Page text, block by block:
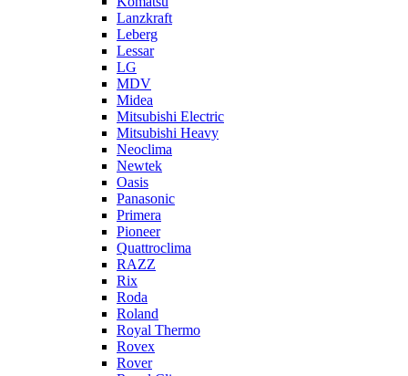
Lanzkraft
Leberg
Lessar
LG
MDV
Midea
Mitsubishi Electric
Mitsubishi Heavy
Neoclima
Newtek
Oasis
Panasonic
Primera
Pioneer
Quattroclima
RAZZ
Rix
Roda
Roland
Royal Thermo
Rovex
Rover